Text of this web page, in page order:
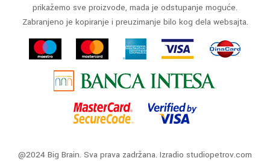
prikažemo sve proizvode, mada je odstupanje moguće.
Zabranjeno je kopiranje i preuzimanje bilo kog dela websajta.
@2024 Big Brain. Sva prava zadržana. Izradio studiopetrov.com